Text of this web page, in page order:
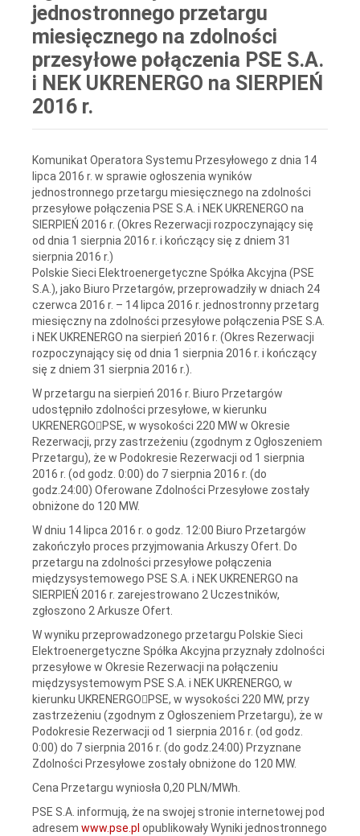
jednostronnego przetargu
miesięcznego na zdolności
przesyłowe połączenia PSE S.A.
i NEK UKRENERGO na SIERPIEŃ
2016 r.
Komunikat Operatora Systemu Przesyłowego z dnia 14
lipca 2016 r. w sprawie ogłoszenia wyników
jednostronnego przetargu miesięcznego na zdolności
przesyłowe połączenia PSE S.A. i NEK UKRENERGO na
SIERPIEŃ 2016 r. (Okres Rezerwacji rozpoczynający się
od dnia 1 sierpnia 2016 r. i kończący się z dniem 31
sierpnia 2016 r.)
Polskie Sieci Elektroenergetyczne Spółka Akcyjna (PSE
S.A.), jako Biuro Przetargów, przeprowadziły w dniach 24
czerwca 2016 r. – 14 lipca 2016 r. jednostronny przetarg
miesięczny na zdolności przesyłowe połączenia PSE S.A.
i NEK UKRENERGO na sierpień 2016 r. (Okres Rezerwacji
rozpoczynający się od dnia 1 sierpnia 2016 r. i kończący
się z dniem 31 sierpnia 2016 r.).
W przetargu na sierpień 2016 r. Biuro Przetargów
udostępniło zdolności przesyłowe, w kierunku
UKRENERGOPSE, w wysokości 220 MW w Okresie
Rezerwacji, przy zastrzeżeniu (zgodnym z Ogłoszeniem
Przetargu), że w Podokresie Rezerwacji od 1 sierpnia
2016 r. (od godz. 0:00) do 7 sierpnia 2016 r. (do
godz.24:00) Oferowane Zdolności Przesyłowe zostały
obniżone do 120 MW.
W dniu 14 lipca 2016 r. o godz. 12:00 Biuro Przetargów
zakończyło proces przyjmowania Arkuszy Ofert. Do
przetargu na zdolności przesyłowe połączenia
międzysystemowego PSE S.A. i NEK UKRENERGO na
SIERPIEŃ 2016 r. zarejestrowano 2 Uczestników,
zgłoszono 2 Arkusze Ofert.
W wyniku przeprowadzonego przetargu Polskie Sieci
Elektroenergetyczne Spółka Akcyjna przyznały zdolności
przesyłowe w Okresie Rezerwacji na połączeniu
międzysystemowym PSE S.A. i NEK UKRENERGO, w
kierunku UKRENERGOPSE, w wysokości 220 MW, przy
zastrzeżeniu (zgodnym z Ogłoszeniem Przetargu), że w
Podokresie Rezerwacji od 1 sierpnia 2016 r. (od godz.
0:00) do 7 sierpnia 2016 r. (do godz.24:00) Przyznane
Zdolności Przesyłowe zostały obniżone do 120 MW.
Cena Przetargu wyniosła 0,20 PLN/MWh.
PSE S.A. informują, że na swojej stronie internetowej pod
adresem www.pse.pl opublikowały Wyniki jednostronnego